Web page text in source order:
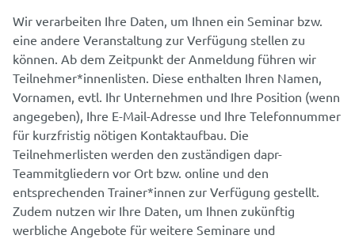
Wir verarbeiten Ihre Daten, um Ihnen ein Seminar bzw.
eine andere Veranstaltung zur Verfügung stellen zu
können. Ab dem Zeitpunkt der Anmeldung führen wir
Teilnehmer*innenlisten. Diese enthalten Ihren Namen,
Vornamen, evtl. Ihr Unternehmen und Ihre Position (wenn
angegeben), Ihre E-Mail-Adresse und Ihre Telefonnummer
für kurzfristig nötigen Kontaktaufbau. Die
Teilnehmerlisten werden den zuständigen dapr-
Teammitgliedern vor Ort bzw. online und den
entsprechenden Trainer*innen zur Verfügung gestellt.
Zudem nutzen wir Ihre Daten, um Ihnen zukünftig
werbliche Angebote für weitere Seminare und